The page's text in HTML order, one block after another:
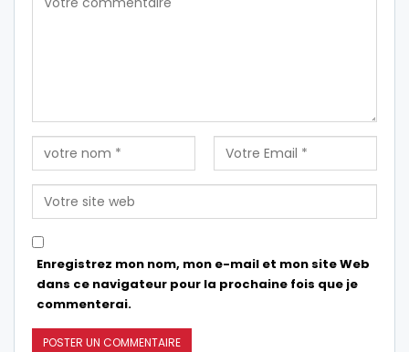
Enregistrez mon nom, mon e-mail et mon site Web
dans ce navigateur pour la prochaine fois que je
commenterai.